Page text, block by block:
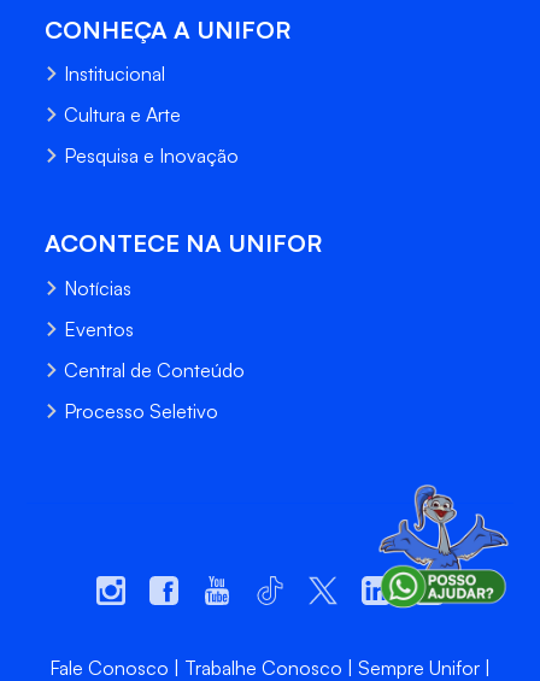
CONHEÇA A UNIFOR
Institucional
Cultura e Arte
Pesquisa e Inovação
ACONTECE NA UNIFOR
Notícias
Eventos
Central de Conteúdo
Processo Seletivo
Fale Conosco Trabalhe Conosco
Sempre Unifor